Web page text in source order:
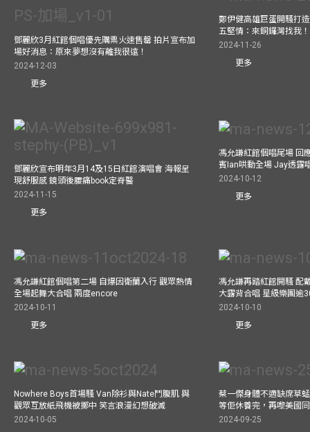
鄧麗欣3月紅館個唱優先購票火速售罄 拍片宣布加
場好消息：原來夢想沒有離我很遠！
2024-12-03
更多
鄭伊健高雄巨蛋開騷打
五堅情：來銅鑼灣找我！
2024-11-26
更多
鄧麗欣宣布明年3月14及15日紅館演唱會 海報呈
現舒服感 鏡頭後腰痛book定脊醫
2024-11-15
更多
馮允謙紅館個唱尾場 回
賓Ian哄動全場 Jay透露
2024-10-12
更多
馮允謙紅館個唱第二場 自爆因衛蘭入行 觀眾熱情
全場起舞大合唱 兩度encore
2024-10-11
更多
馮允謙再踏紅館開騷 配
大露背合唱 星級樂團逾
2024-10-10
更多
Nowhere Boys首場騷 Van除衫與Nate鬥腹肌 與
觀眾互放紙飛機被擲中 笑言浪漫幻想破滅
2024-10-05
蔡一傑身體不適缺席草
等佢休養完，再嚟美國
2024-09-25